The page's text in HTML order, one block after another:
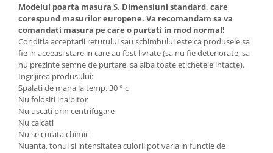
Modelul poarta masura S. Dimensiuni standard, care
corespund masurilor europene. Va recomandam sa va
comandati masura pe care o purtati in mod normal!
Conditia acceptarii returului sau schimbului este ca produsele sa
fie in aceeasi stare in care au fost livrate (sa nu fie deteriorate, sa
nu prezinte semne de purtare, sa aiba toate etichetele intacte).
Ingrijirea produsului:
Spalati de mana la temp. 30 ° c
Nu folositi inalbitor
Nu uscati prin centrifugare
Nu calcati
Nu se curata chimic
Nuanta, tonul si intensitatea culorii pot varia in functie de